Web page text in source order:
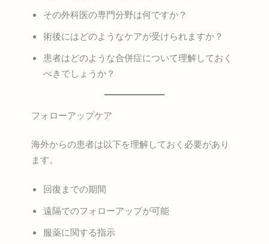
その外科医の専門分野は何ですか？
術後にはどのようなケアが受けられますか？
患者はどのような合併症について理解しておく
べきでしょうか？
フォローアップケア
海外からの患者は以下を理解しておく必要があり
ます。
回復までの期間
遠隔でのフォローアップが可能
服薬に関する指示